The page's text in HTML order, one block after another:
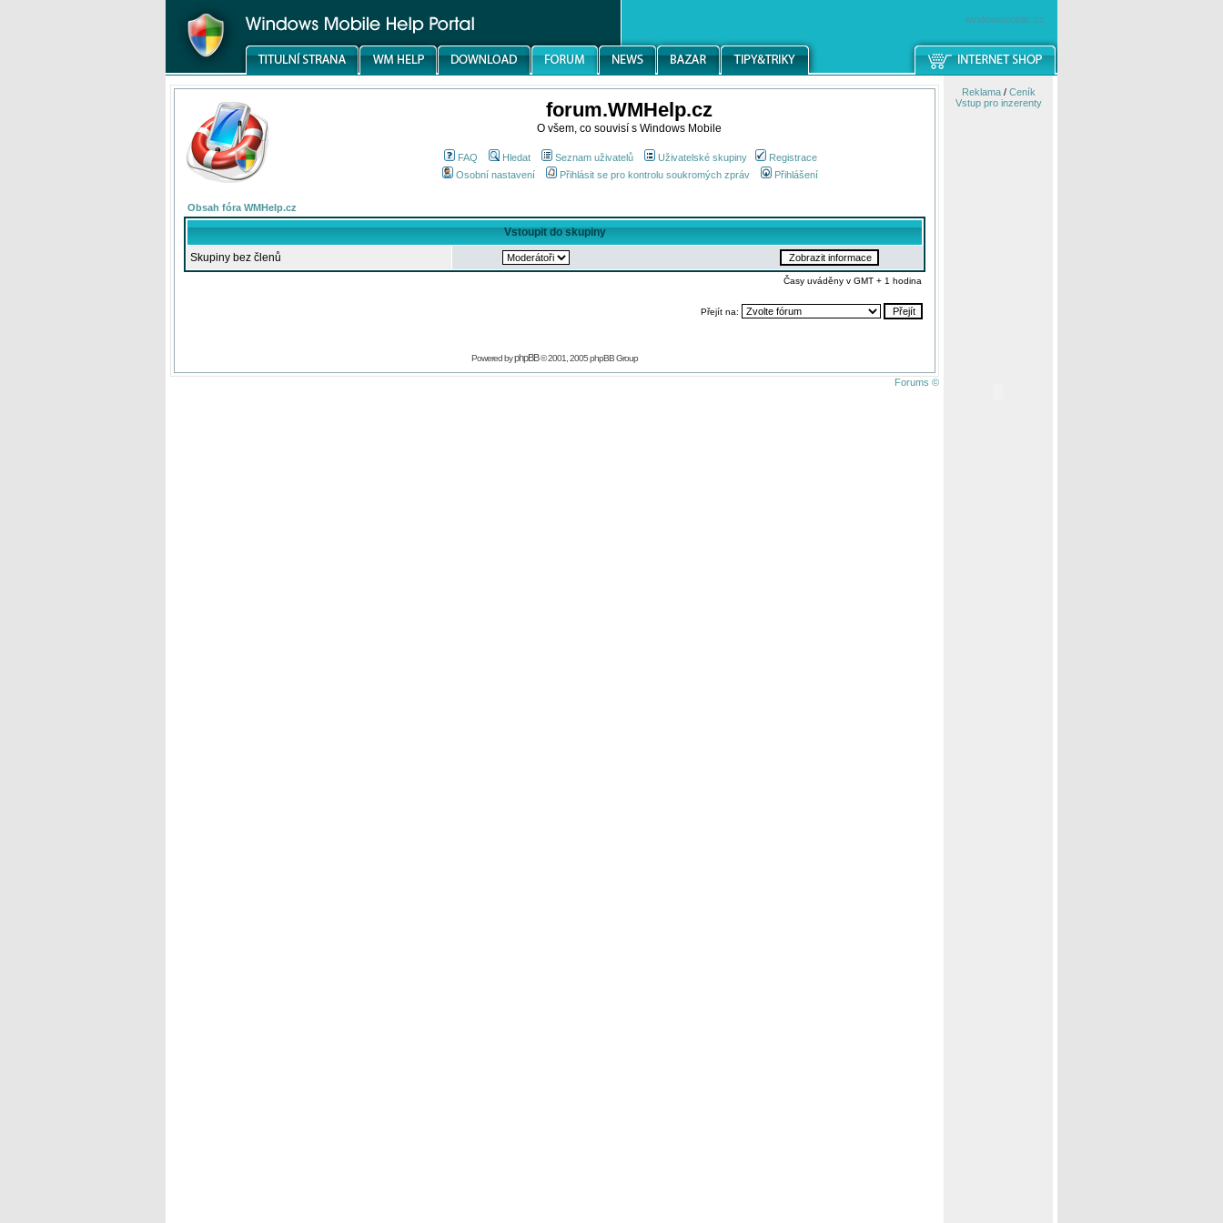
windowsmobile.cz
forum.WMHelp.cz
O všem, co souvisí s Windows Mobile
FAQ Hledat Seznam uživatelů Uživatelské skupiny
Registrace
Osobní nastavení
Přihlásit se pro kontrolu soukromých zpráv Přihlášení
Obsah fóra WMHelp.cz
Vstoupit do skupiny
Skupiny bez členů
Časy uváděny v GMT + 1 hodina
Přejít na:
Powered byphpBB© 2001, 2005 phpBB Group
Forums ©
Reklama/ Ceník
Vstup pro inzerenty